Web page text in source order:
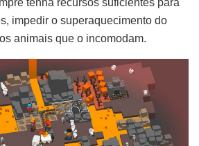
tenha recursos suficientes para
impedir o superaquecimento do
animais que o incomodam.